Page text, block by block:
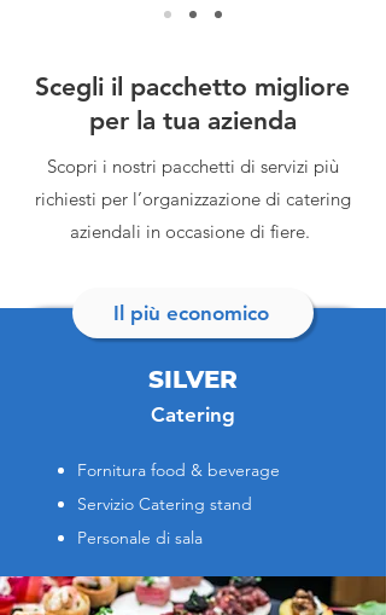
Scegli il pacchetto migliore
per la tua azienda
Scopri i nostri pacchetti di servizi più
richiesti per l’organizzazione di catering
aziendali in occasione di fiere.
SILVER
Catering
Fornitura food & beverage
Servizio Catering stand
Personale di sala
Il più economico